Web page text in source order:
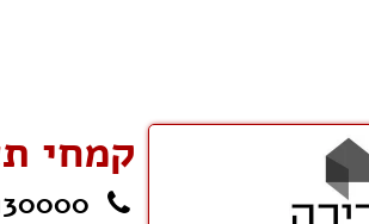
קמחי